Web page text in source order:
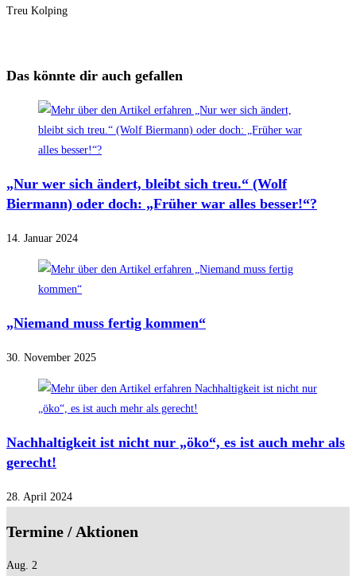
Treu Kolping
Das könnte dir auch gefallen
„Nur wer sich ändert, bleibt sich treu.“ (Wolf
Biermann) oder doch: „Früher war alles besser!“?
14. Januar 2024
„Niemand muss fertig kommen“
30. November 2025
Nachhaltigkeit ist nicht nur „öko“, es ist auch mehr als
gerecht!
28. April 2024
Termine / Aktionen
Aug. 2